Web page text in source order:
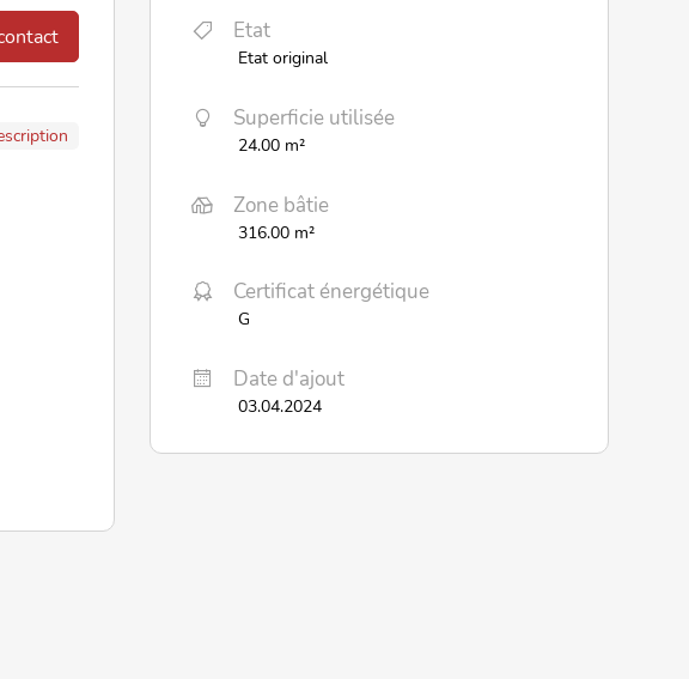
Etat
Etat original
Superficie utilisée
24.00 m²
Zone bâtie
316.00 m²
Certificat énergétique
G
Date d'ajout
03.04.2024